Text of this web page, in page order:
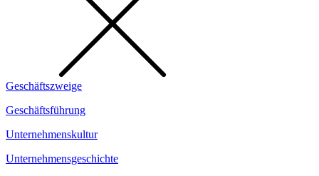
Geschäftszweige
Geschäftsführung
Unternehmenskultur
Unternehmensgeschichte